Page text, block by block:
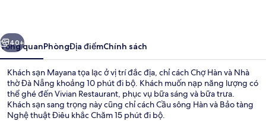
Tiếp
40+
Tổng quanPhòngĐịa điểmChính sách
Khách sạn Mayana tọa lạc ở vị trí đắc địa, chỉ cách Chợ Hàn và Nhà
thờ Đà Nẵng khoảng 10 phút đi bộ. Khách muốn nạp năng lượng có
thể ghé đến Vivian Restaurant, phục vụ bữa sáng và bữa trưa.
Khách sạn sang trọng này cũng chỉ cách Cầu sông Hàn và Bảo tàng
Nghệ thuật Điêu khắc Chăm 15 phút đi bộ.